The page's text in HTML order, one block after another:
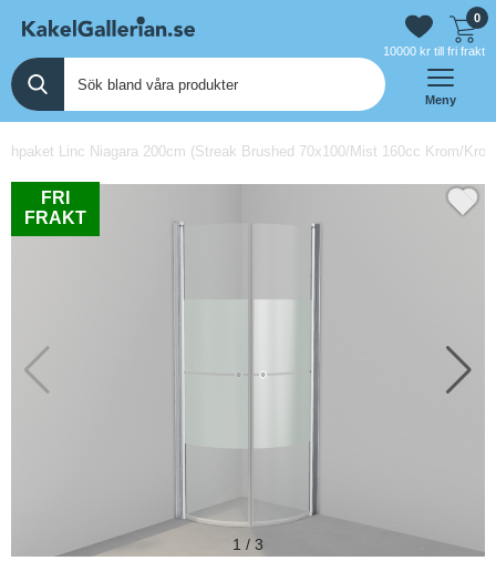
0
10000 kr till fri frakt
Meny
Linc Niagara 200cm (Streak Brushed 70x100/Mist 160cc Krom/
FRI
FRAKT
1 / 3